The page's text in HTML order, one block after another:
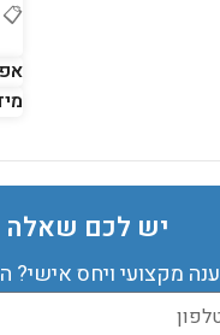
📋
•
•
יש לכם שאלה
מקצועי ויחס אישי?